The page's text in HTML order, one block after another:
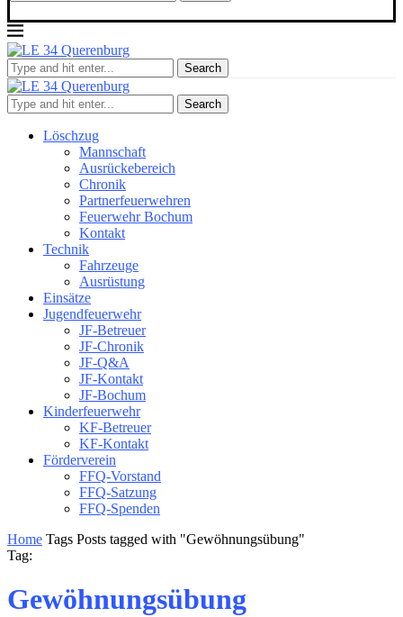
Search
Search
Löschzug
Mannschaft
Ausrückebereich
Chronik
Partnerfeuerwehren
Feuerwehr Bochum
Kontakt
Technik
Fahrzeuge
Ausrüstung
Einsätze
Jugendfeuerwehr
JF-Betreuer
JF-Chronik
JF-Q&A
JF-Kontakt
JF-Bochum
Kinderfeuerwehr
KF-Betreuer
KF-Kontakt
Förderverein
FFQ-Vorstand
FFQ-Satzung
FFQ-Spenden
Home Tags Posts tagged with "Gewöhnungsübung"
Tag:
Gewöhnungsübung